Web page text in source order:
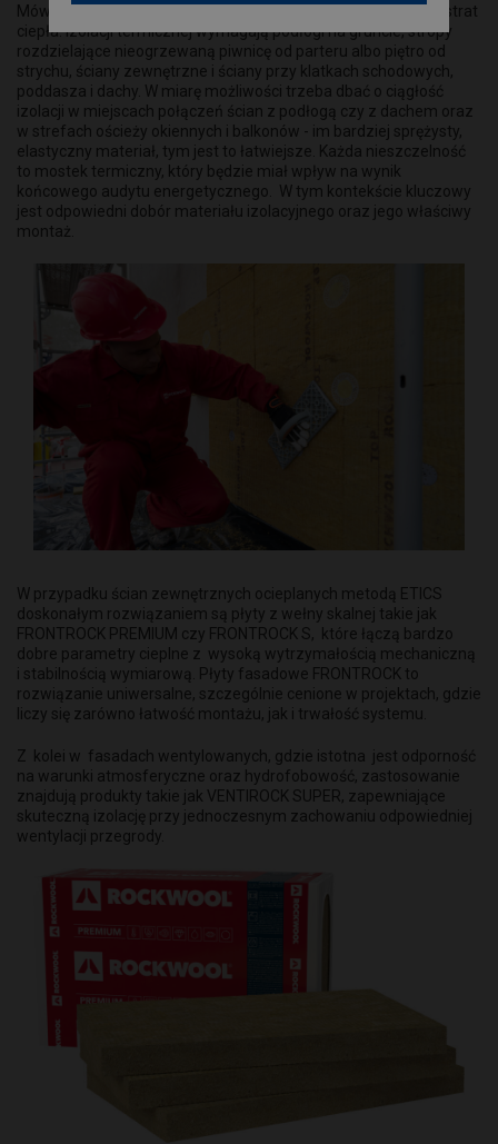
Mówiąc w dużym skrócie – wszędzie tam, gdzie dochodzi do strat
ciepła. Izolacji termicznej wymagają podłogi na gruncie, stropy
rozdzielające nieogrzewaną piwnicę od parteru albo piętro od
strychu, ściany zewnętrzne i ściany przy klatkach schodowych,
poddasza i dachy. W miarę możliwości trzeba dbać o ciągłość
izolacji w miejscach połączeń ścian z podłogą czy z dachem oraz
w strefach ościeży okiennych i balkonów - im bardziej sprężysty,
elastyczny materiał, tym jest to łatwiejsze. Każda nieszczelność
to mostek termiczny, który będzie miał wpływ na wynik
końcowego audytu energetycznego. W tym kontekście kluczowy
jest odpowiedni dobór materiału izolacyjnego oraz jego właściwy
montaż.
W przypadku ścian zewnętrznych ocieplanych metodą ETICS
doskonałym rozwiązaniem są płyty z wełny skalnej takie jak
FRONTROCK PREMIUM czy FRONTROCK S, które łączą bardzo
dobre parametry cieplne z wysoką wytrzymałością mechaniczną
i stabilnością wymiarową. Płyty fasadowe FRONTROCK to
rozwiązanie uniwersalne, szczególnie cenione w projektach, gdzie
liczy się zarówno łatwość montażu, jak i trwałość systemu.
Z kolei w fasadach wentylowanych, gdzie istotna jest odporność
na warunki atmosferyczne oraz hydrofobowość, zastosowanie
znajdują produkty takie jak VENTIROCK SUPER, zapewniające
skuteczną izolację przy jednoczesnym zachowaniu odpowiedniej
wentylacji przegrody.